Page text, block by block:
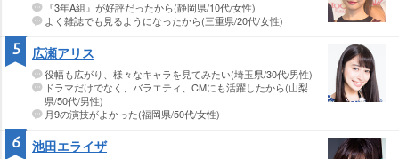
『3年A組』が好評だったから(静岡県/10代/女性)
よく雑誌でも見るようになったから(三重県/20代/女性)
広瀬アリス
役幅も広がり、様々なキャラを見てみたい(埼玉県/30代/男性)
ドラマだけでなく、バラエティ、CMにも活躍したから(山梨
県/50代/男性)
月9の演技がよかった(福岡県/50代/女性)
5
池田エライザ
6